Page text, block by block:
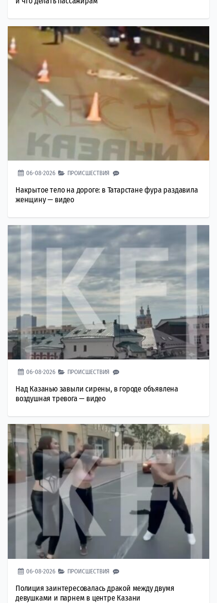
06-08-2026 ПРОИСШЕСТВИЯ
Накрытое тело на дороге: в Татарстане фура раздавила
женщину — видео
06-08-2026 ПРОИСШЕСТВИЯ
Над Казанью завыли сирены, в городе объявлена
воздушная тревога — видео
06-08-2026 ПРОИСШЕСТВИЯ
Полиция заинтересовалась дракой между двумя
девушками и парнем в центре Казани